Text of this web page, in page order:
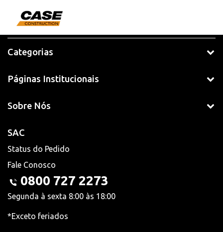
Categorias
Páginas Institucionais
Sobre Nós
SAC
Status do Pedido
Fale Conosco
0800 727 2273
Segunda à sexta 8:00 às 18:00
*Exceto feriados